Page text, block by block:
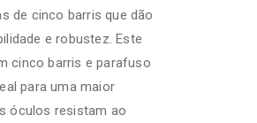
de cinco barris que dão
e robustez. Este
cinco barris e parafuso
para uma maior
óculos resistam ao